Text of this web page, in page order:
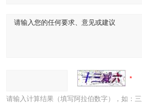
请输入计算结果（填写阿拉伯数字），如：